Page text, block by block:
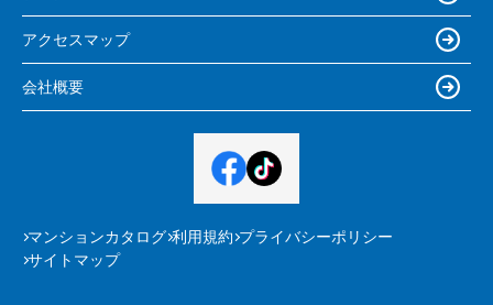
アクセスマップ
会社概要
マンションカタログ 利用規約 プライバシーポリシー
サイトマップ